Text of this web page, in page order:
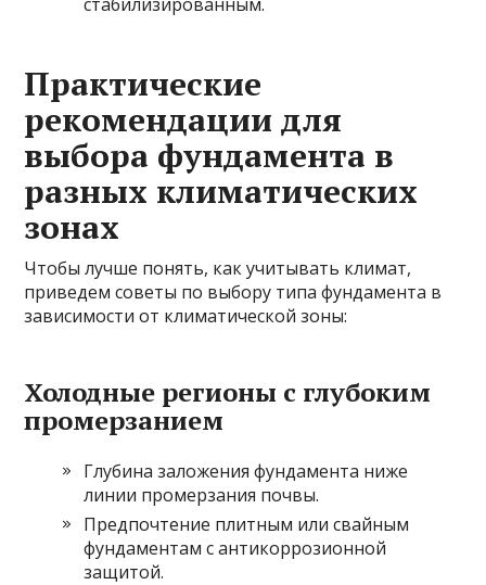
Практические
рекомендации для
выбора фундамента в
разных климатических
зонах
Чтобы лучше понять, как учитывать климат,
приведем советы по выбору типа фундамента в
зависимости от климатической зоны:
Холодные регионы с глубоким
промерзанием
Глубина заложения фундамента ниже
линии промерзания почвы.
Предпочтение плитным или свайным
фундаментам с антикоррозионной
защитой.